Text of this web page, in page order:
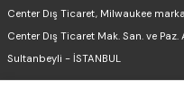
Center Dış Ticaret, Milwaukee
Center Dış Ticaret Mak. San. ve
Sultanbeyli - İSTANBUL